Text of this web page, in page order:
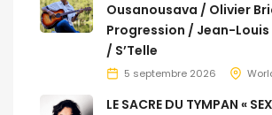
Ousanousava / Olivier
Progression / Jean-Louis
/ S’Telle
5 septembre 2026
LE SACRE DU TYMPAN «